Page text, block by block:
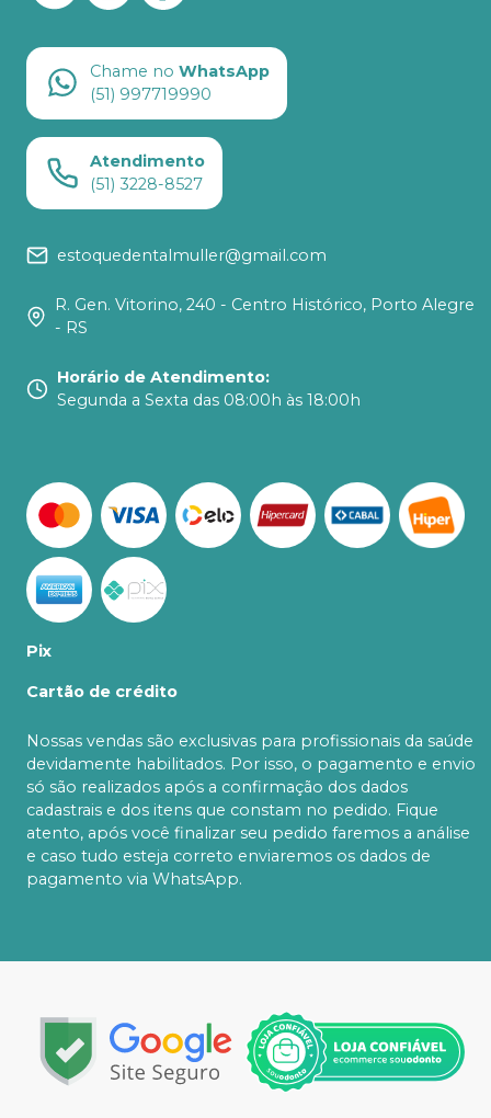
Chame no WhatsApp
(51) 997719990
Atendimento
(51) 3228-8527
estoquedentalmuller@gmail.com
R. Gen. Vitorino, 240 - Centro Histórico, Porto Alegre
- RS
Horário de Atendimento:
Segunda a Sexta das 08:00h às 18:00h
Pix
Cartão de crédito
Nossas vendas são exclusivas para profissionais da saúde
devidamente habilitados. Por isso, o pagamento e envio
só são realizados após a confirmação dos dados
cadastrais e dos itens que constam no pedido. Fique
atento, após você finalizar seu pedido faremos a análise
e caso tudo esteja correto enviaremos os dados de
pagamento via WhatsApp.